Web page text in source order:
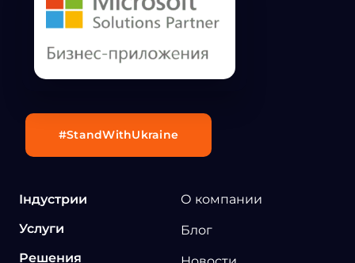
Індустрии
Услуги
Решения
О компании
Блог
#StandWithUkraine